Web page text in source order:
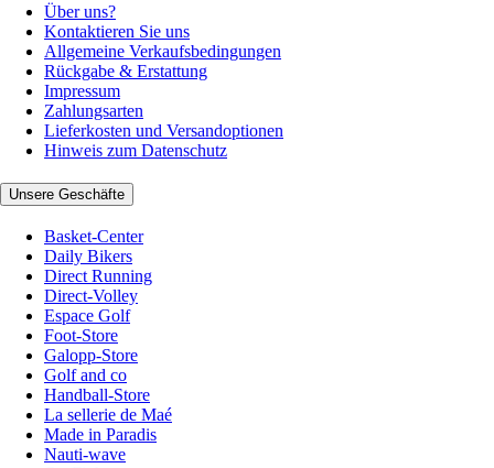
Über uns?
Kontaktieren Sie uns
Allgemeine Verkaufsbedingungen
Rückgabe & Erstattung
Impressum
Zahlungsarten
Lieferkosten und Versandoptionen
Hinweis zum Datenschutz
Unsere Geschäfte
Basket-Center
Daily Bikers
Direct Running
Direct-Volley
Espace Golf
Foot-Store
Galopp-Store
Golf and co
Handball-Store
La sellerie de Maé
Made in Paradis
Nauti-wave